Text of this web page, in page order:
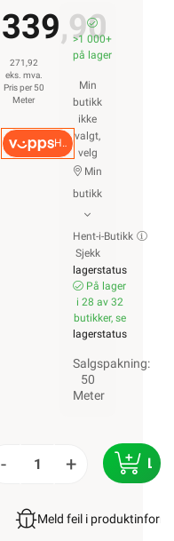
339,90
271,92
eks. mva.
Pris per 50
Meter
Hurtigkasse
>1 000+
på lager
Min
butikk
ikke
valgt,
velg
Min
butikk
Hent-i-Butikk
Sjekk
lagerstatus
På lager
i 28 av 32
butikker, se
lagerstatus
Salgspakning:
50
Meter
- +
Meld feil i